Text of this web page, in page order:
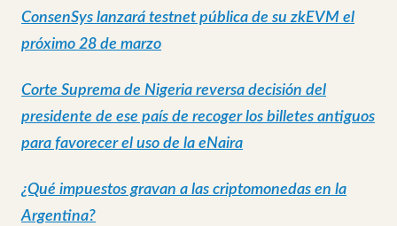
ConsenSys lanzará testnet pública de su zkEVM el
próximo 28 de marzo
Corte Suprema de Nigeria reversa decisión del
presidente de ese país de recoger los billetes antiguos
para favorecer el uso de la eNaira
¿Qué impuestos gravan a las criptomonedas en la
Argentina?